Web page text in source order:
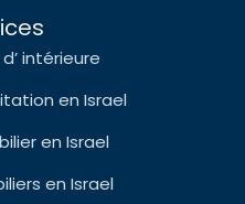
intérieure
en Israel
en Israel
en Israel